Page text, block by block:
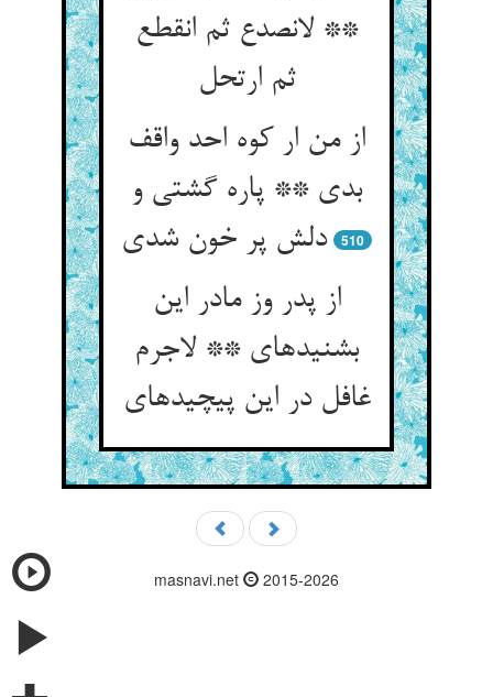
** لانصدع ثم انقطع
ثم ارتحل‏
از من ار کوه احد واقف
بدی ** پاره گشتی و
دلش پر خون شدی‏
510
از پدر وز مادر این
بشنیده‏ای ** لاجرم
غافل در این پیچیده‏ای‏
masnavi.net 2015-2026